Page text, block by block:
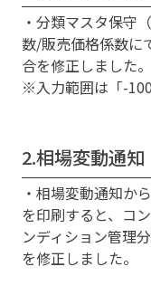
・分類マスタ保守
数/販売価格係数に
合を修正しました。
※入力範囲は「-
2.相場変動通知
・相場変動通知か
を印刷すると、コ
ンディション管理
を修正しました。